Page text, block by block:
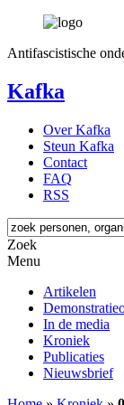
Antifascistische
Kafka
Over Kafka
Steun Kafka
Contact
FAQ
RSS
Zoek
Menu
Artikelen
In de media
Kroniek
Publicaties
Nieuwsbrief